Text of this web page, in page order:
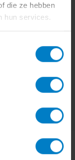
die ze hebben
hun services.